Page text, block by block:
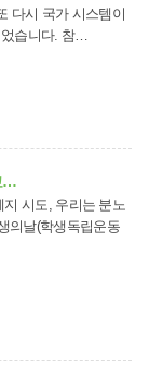
습니다. 참…
…